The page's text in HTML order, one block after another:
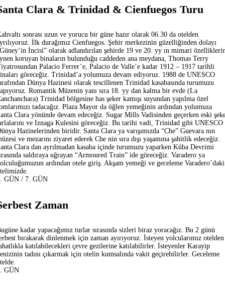
Clara & Trinidad & Cienfuegos Turu
sonrası uzun ve yorucu bir güne hazır olarak 06.30 da otelden
İlk durağımız Cienfuegos. Şehir merkezinin güzelliğinden dolayı
İncisi” olarak adlandırılan şehirde 19 ve 20. yy ın mimari
koruyan binaların bulunduğu caddeden ana meydana, Thomas Terry
Palacio Ferrer’e, Palacio de Valle’e kadar 1912 – 1917 tarihli
göreceğiz. Trinidad’a yolumuza devam ediyoruz. 1988 de UNESCO
Dünya Hazinesi olarak tescillenen Trinidad kasabasında turumuzu
Romantik Müzenin yanı sıra 18. yy dan kalma bir evde (La
Trinidad bölgesine has şeker kamışı suyundan yapılma özel
tadacağız. Plaza Mayor da öğlen yemeğinin ardından yolumuza
Clara yönünde devam edeceğiz. Sugar Mills Vadisinden geçerken eski
ve Iznaga Kulesini göreceğiz. Bu tarihi vadi, Trinidad gibi UNESCO
Hazinelerinden biridir. Santa Clara ya varışımızda “Che” Guevara nın
ve mezarını ziyaret ederek Che nin sıra dışı yaşamına şahitlik edeceğiz.
Clara dan ayrılmadan kasaba içinde turumuzu yaparken Küba Devrimi
saldıraya uğrayan “Armoured Train” ide göreceğiz. Varadero ya
ardından otele giriş. Akşam yemeği ve geceleme Varadero’daki
GÜN / 7. GÜN
Zaman
kadar yapacağımız turlar sırasında sizleri biraz yoracağız. Bu 2 günü
bırakarak dinlenmek için zaman ayırıyoruz. İsteyen yolcularımız otelden
katılabilecekleri çevre gezilerine katılabilirler. İsteyenler Karayip
tadını çıkarmak için otelin kumsalında vakit geçirebilirler. Geceleme
GÜN